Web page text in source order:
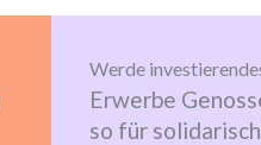
Werde
Erwerbe
so für